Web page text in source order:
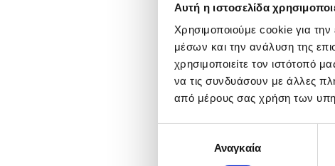
Αυτή η ιστοσελίδα
Χρησιμοποιούμε cookie για
μέσων και την ανάλυση της
χρησιμοποιείτε τον ιστότοπό
να τις συνδυάσουν με άλλες
από μέρους σας χρήση των
συγκατάθεσηςΑναγκαία